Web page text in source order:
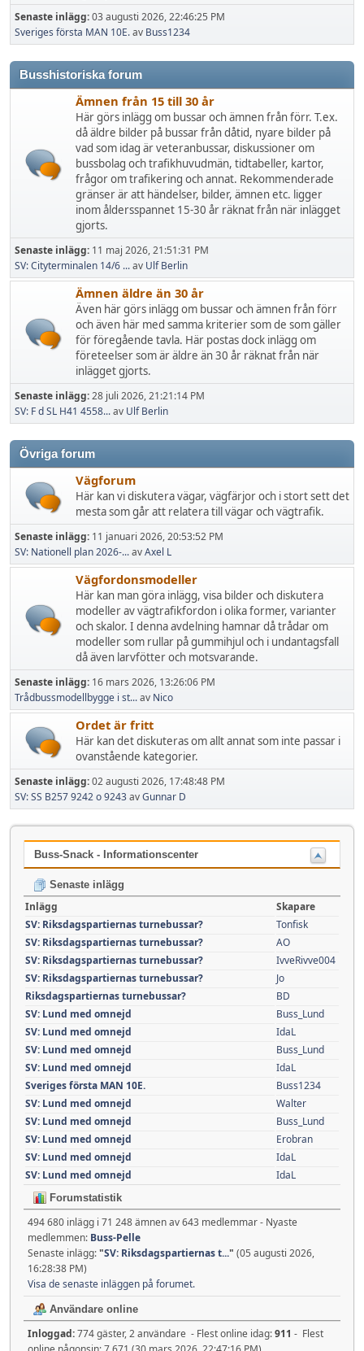
Senaste inlägg:03 augusti 2026, 22:46:25 PM
Sveriges första MAN 10E.av Buss1234
Busshistoriska forum
Ämnen från 15 till 30 år
Här görs inlägg om bussar och ämnen från förr. T.ex.
då äldre bilder på bussar från dåtid, nyare bilder på
vad som idag är veteranbussar, diskussioner om
bussbolag och trafikhuvudmän, tidtabeller, kartor,
frågor om trafikering och annat. Rekommenderade
gränser är att händelser, bilder, ämnen etc. ligger
inom åldersspannet 15-30 år räknat från när inlägget
gjorts.
Senaste inlägg: 11 maj 2026, 21:51:31 PM
SV: Cityterminalen 14/6 ...av Ulf Berlin
Ämnen äldre än 30 år
Även här görs inlägg om bussar och ämnen från förr
och även här med samma kriterier som de som gäller
för föregående tavla. Här postas dock inlägg om
företeelser som är äldre än 30 år räknat från när
inlägget gjorts.
Senaste inlägg:28 juli 2026, 21:21:14 PM
SV: F d SL H41 4558...av Ulf Berlin
Övriga forum
Vägforum
Här kan vi diskutera vägar, vägfärjor och i stort sett det
mesta som går att relatera till vägar och vägtrafik.
Senaste inlägg: 11 januari 2026, 20:53:52 PM
SV: Nationell plan 2026-...avAxel L
Vägfordonsmodeller
Här kan man göra inlägg, visa bilder och diskutera
modeller av vägtrafikfordon i olika former, varianter
och skalor. I denna avdelning hamnar då trådar om
modeller som rullar på gummihjul och i undantagsfall
då även larvfötter och motsvarande.
Senaste inlägg: 16 mars 2026, 13:26:06 PM
Trådbussmodellbygge i st...av Nico
Ordet är fritt
Här kan det diskuteras om allt annat som inte passar i
ovanstående kategorier.
Senaste inlägg:02 augusti 2026, 17:48:48 PM
SV: SS B257 9242 o 9243avGunnar D
Buss-Snack - Informationscenter
Senaste inlägg
Inlägg
Skapare
SV: Riksdagspartiernas turnebussar?
Tonfisk
SV: Riksdagspartiernas turnebussar?
AO
SV: Riksdagspartiernas turnebussar?
IvveRivve004
SV: Riksdagspartiernas turnebussar?
Jo
Riksdagspartiernas turnebussar?
BD
SV: Lund med omnejd
Buss_Lund
SV: Lund med omnejd
IdaL
SV: Lund med omnejd
Buss_Lund
SV: Lund med omnejd
IdaL
Sveriges första MAN 10E.
Buss1234
SV: Lund med omnejd
Walter
SV: Lund med omnejd
Buss_Lund
SV: Lund med omnejd
Erobran
SV: Lund med omnejd
IdaL
SV: Lund med omnejd
IdaL
Forumstatistik
494 680 inlägg i 71 248 ämnen av 643 medlemmar - Nyaste
medlemmen: Buss-Pelle
Senaste inlägg:"SV: Riksdagspartiernas t..." (05 augusti 2026,
16:28:38 PM)
Visa de senaste inläggen på forumet.
Användare online
Inloggad:774 gäster, 2 användare - Flest online idag:911 - Flest